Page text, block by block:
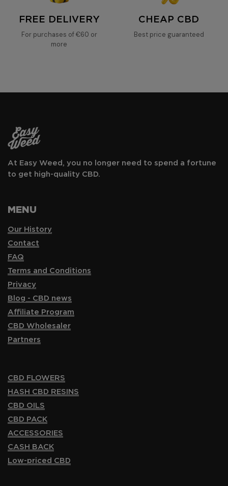
FREE DELIVERY
For purchases of €60 or
more
CHEAP CBD
Best price guaranteed
At Easy Weed, you no longer need to spend a fortune
to get high-quality CBD.
MENU
Our History
Contact
FAQ
Terms and Conditions
Privacy
Blog - CBD news
Affiliate Program
CBD Wholesaler
Partners
CBD FLOWERS
HASH CBD RESINS
CBD OILS
CBD PACK
ACCESSORIES
CASH BACK
Low-priced CBD